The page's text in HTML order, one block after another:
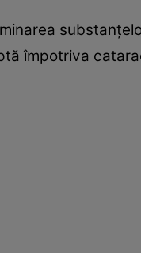
împotriva